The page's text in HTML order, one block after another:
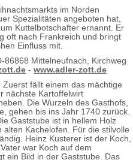
im Norden
Spezialitäten angeboten hat,
Kuttelbotschafter ernannt. Er
oft nach Frankreich und bringt
Einfluss mit.
86868 Mittelneufnach, Kirchweg
- www.adler-zott.de
Zuerst fällt einem das mächtige
nächste Kartoffelwirt
Die Wurzeln des Gasthofs,
gehen bis ins Jahr 1740 zurück.
Gaststube ist in hellem Holz
Kachelofen. Für die stilvolle
Heinz Kusterer ist der Koch,
war Koch auf dem
ein Bild in der Gaststube. Das